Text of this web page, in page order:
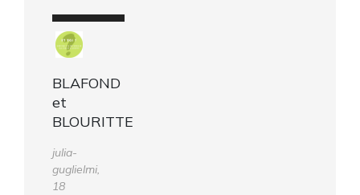
BLAFOND
et
BLOURITTE
julia-
guglielmi,
18